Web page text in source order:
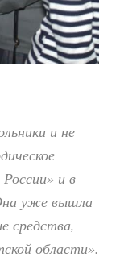
и не
и в
уже вышла
средства,
области».